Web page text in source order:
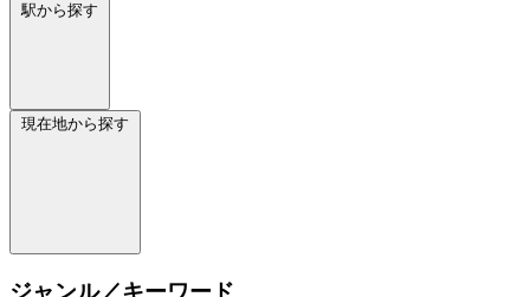
駅から探す
現在地から探す
ジャンル／キーワード